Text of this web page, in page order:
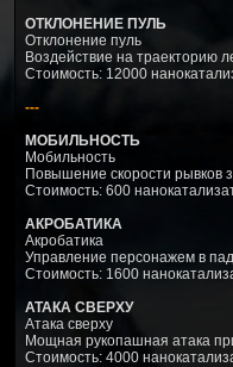
ОТКЛОНЕНИЕ ПУЛЬ
Отклонение пуль
Воздействие на траекторию
Стоимость: 12000
---
МОБИЛЬНОСТЬ
Мобильность
Повышение скорости рывков
Стоимость: 600
АКРОБАТИКА
Акробатика
Управление персонажем в
Стоимость: 1600
АТАКА СВЕРХУ
Атака сверху
Мощная рукопашная атака
Стоимость: 4000